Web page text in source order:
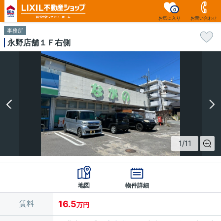
お気に入り
0
お問い合わせ
事務所
永野店舗１Ｆ右側
1/11
地図 物件詳細
賃料 16.5万円